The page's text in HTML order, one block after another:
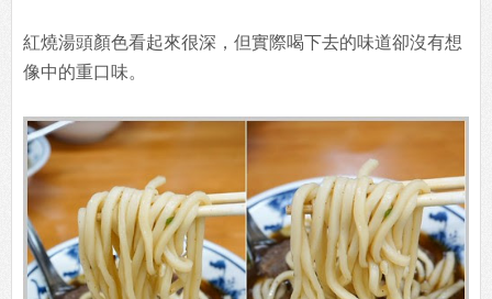
紅燒湯頭顏色看起來很深，但實際喝下去的味道卻沒有想
像中的重口味。